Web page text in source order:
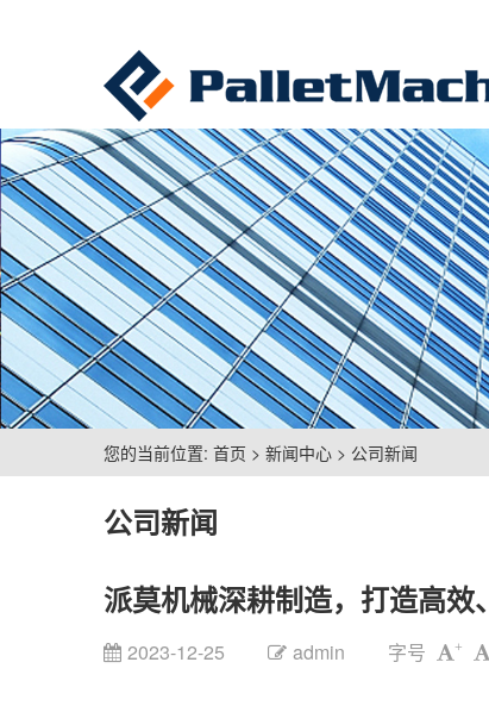
您的当前位置: 首页 > 新闻中心 > 公司新闻
公司新闻
派莫机械深耕制造，打造高
2023-12-25 admin 字号 +